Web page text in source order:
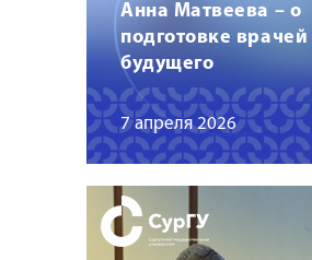
Анна Матвеева – о
подготовке врачей
будущего
7 апреля 2026